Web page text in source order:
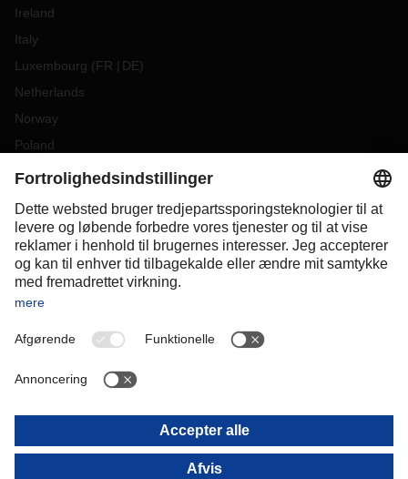
Ireland
Italy
Luxembourg (FR DE)
Netherlands
Norway
Poland
Portugal
Slovakia
Spain
Sweden
Switzerland
OCEANIA